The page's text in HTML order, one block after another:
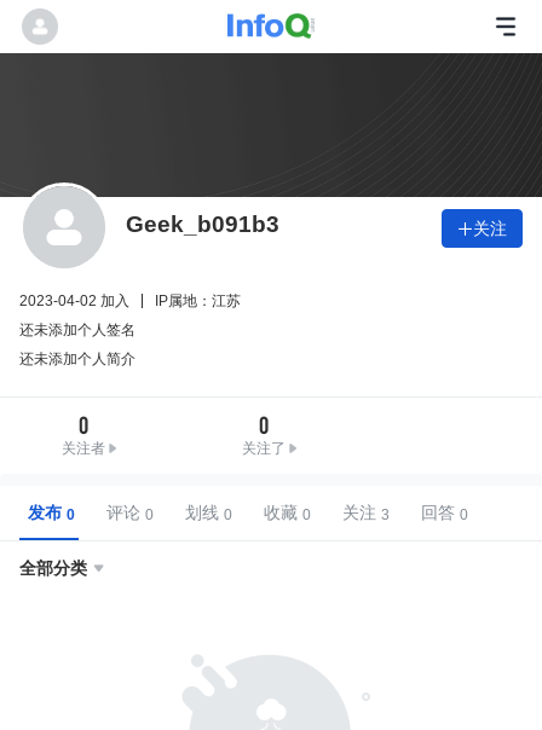
Geek_b091b3 关注
2023-04-02 加入
IP属地：江苏
还未添加个人签名
还未添加个人简介
0
关注者
0
关注了
发布 评论 划线 收藏 关注 回答
全部分类 